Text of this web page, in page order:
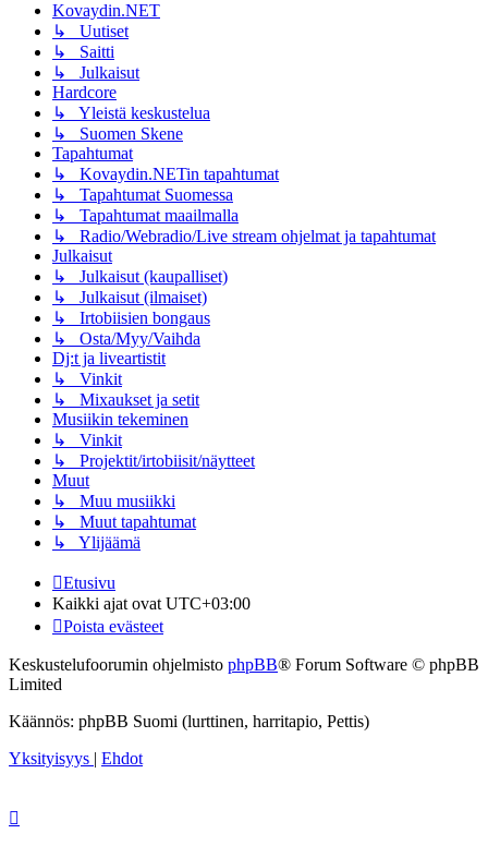
Kovaydin.NET
↳ Uutiset
↳ Saitti
↳ Julkaisut
Hardcore
↳ Yleistä keskustelua
↳ Suomen Skene
Tapahtumat
↳ Kovaydin.NETin tapahtumat
↳ Tapahtumat Suomessa
↳ Tapahtumat maailmalla
↳ Radio/Webradio/Live stream ohjelmat ja tapahtumat
Julkaisut
↳ Julkaisut (kaupalliset)
↳ Julkaisut (ilmaiset)
↳ Irtobiisien bongaus
↳ Osta/Myy/Vaihda
Dj:t ja liveartistit
↳ Vinkit
↳ Mixaukset ja setit
Musiikin tekeminen
↳ Vinkit
↳ Projektit/irtobiisit/näytteet
Muut
↳ Muu musiikki
↳ Muut tapahtumat
↳ Ylijäämä
Etusivu
Kaikki ajat ovat UTC+03:00
Poista evästeet
Keskustelufoorumin ohjelmisto phpBB® Forum Software © phpBB
Limited
Käännös: phpBB Suomi (lurttinen, harritapio, Pettis)
Yksityisyys | Ehdot